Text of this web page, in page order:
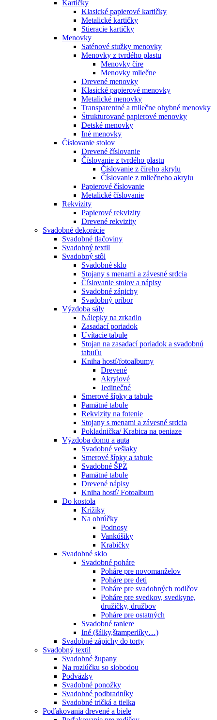
Kartičky
Klasické papierové kartičky
Metalické kartičky
Stieracie kartičky
Menovky
Saténové stužky menovky
Menovky z tvrdého plastu
Menovky číre
Menovky mliečne
Drevené menovky
Klasické papierové menovky
Metalické menovky
Transparentné a mliečne ohybné menovky
Štrukturované papierové menovky
Detské menovky
Iné menovky
Číslovanie stolov
Drevené číslovanie
Číslovanie z tvrdého plastu
Číslovanie z číreho akrylu
Číslovanie z mliečneho akrylu
Papierové číslovanie
Metalické číslovanie
Rekvizity
Papierové rekvizity
Drevené rekvizity
Svadobné dekorácie
Svadobné tlačoviny
Svadobný textil
Svadobný stôl
Svadobné sklo
Stojany s menami a závesné srdcia
Číslovanie stolov a nápisy
Svadobné zápichy
Svadobný príbor
Výzdoba sály
Nálepky na zrkadlo
Zasadací poriadok
Uvítacie tabule
Stojan na zasadací poriadok a svadobnú
tabuľu
Kniha hostí/fotoalbumy
Drevené
Akrylové
Jedinečné
Smerové šípky a tabule
Pamätné tabule
Rekvizity na fotenie
Stojany s menami a závesné srdcia
Pokladnička/ Krabica na peniaze
Výzdoba domu a auta
Svadobné vešiaky
Smerové šípky a tabule
Svadobné ŠPZ
Pamätné tabule
Drevené nápisy
Kniha hostí/ Fotoalbum
Do kostola
Krížiky
Na obrúčky
Podnosy
Vankúšiky
Krabičky
Svadobné sklo
Svadobné poháre
Poháre pre novomanželov
Poháre pre deti
Poháre pre svadobných rodičov
Poháre pre svedkov, svedkyne,
družičky, družbov
Poháre pre ostatných
Svadobné taniere
Iné (šálky,štamperlíky…)
Svadobné zápichy do torty
Svadobný textil
Svadobné župany
Na rozlúčku so slobodou
Podväzky
Svadobné ponožky
Svadobné podbradníky
Svadobné tričká a tielka
Poďakovania drevené a biele